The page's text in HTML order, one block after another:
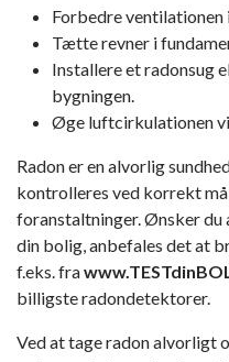
Forbedre
Tætte revner i
Installere et radonsug
bygningen.
Øge luftcirkulationen
Radon er en alvorlig
kontrolleres ved korrekt
foranstaltninger. Ønsker du
din bolig, anbefales det at
f.eks. fra
billigste radondetektorer.
Ved at tage radon alvorligt